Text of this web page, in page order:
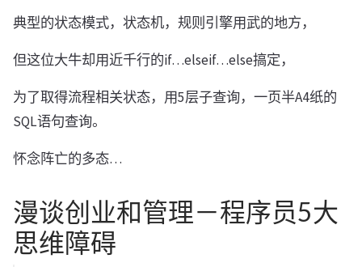
典型的状态模式，状态机，规则引擎用武的地方，
但这位大牛却用近千行的if…elseif…else搞定，
为了取得流程相关状态，用5层子查询，一页半A4纸的
SQL语句查询。
怀念阵亡的多态…
漫谈创业和管理－程序员5大
思维障碍